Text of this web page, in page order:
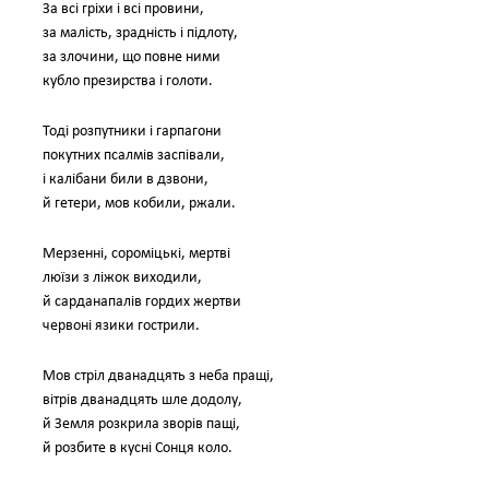
За всі гріхи і всі провини,
за малість, зрадність і підлоту,
за злочини, що повне ними
кубло презирства і голоти.
Тоді розпутники і гарпагони
покутних псалмів заспівали,
і калібани били в дзвони,
й гетери, мов кобили, ржали.
Мерзенні, сороміцькі, мертві
люїзи з ліжок виходили,
й сарданапалів гордих жертви
червоні язики гострили.
Мов стріл дванадцять з неба пращі,
вітрів дванадцять шле додолу,
й Земля розкрила зворів пащі,
й розбите в кусні Сонця коло.